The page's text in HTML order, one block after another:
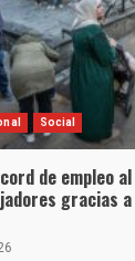
Social
de empleo
gracias